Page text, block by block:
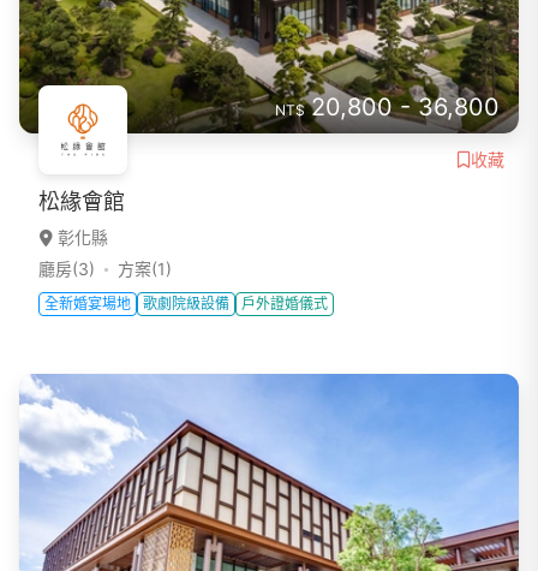
NT$ 20,800 - 36,800
收藏
松緣會館
彰化縣
廳房(3)
方案(1)
全新婚宴場地 歌劇院級設備 戶外證婚儀式